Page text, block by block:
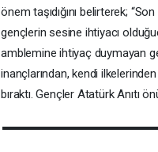
önem taşıdığını belirterek;
gençlerin sesine ihtiyacı
amblemine ihtiyaç duymayan
inançlarından, kendi
bıraktı. Gençler Atatürk Anıtı